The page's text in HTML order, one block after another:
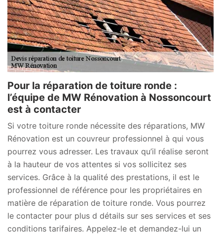
Pour la réparation de toiture ronde :
l’équipe de MW Rénovation à Nossoncourt
est à contacter
Si votre toiture ronde nécessite des réparations, MW
Rénovation est un couvreur professionnel à qui vous
pourrez vous adresser. Les travaux qu’il réalise seront
à la hauteur de vos attentes si vos sollicitez ses
services. Grâce à la qualité des prestations, il est le
professionnel de référence pour les propriétaires en
matière de réparation de toiture ronde. Vous pourrez
le contacter pour plus d détails sur ses services et ses
conditions tarifaires. Appelez-le et demandez-lui un